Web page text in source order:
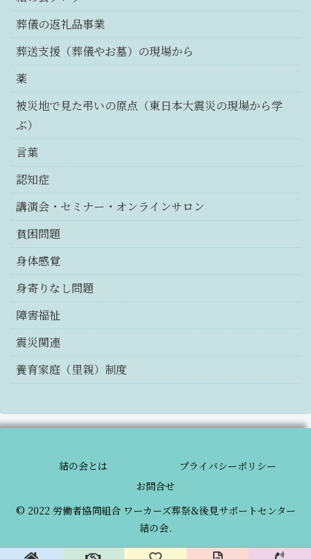
葬儀の返礼品事業
葬送支援（葬儀やお墓）の現場から
薬
被災地で見た弔いの原点（東日本大震災の現場から学
ぶ）
言葉
認知症
講演会・セミナー・オンラインサロン
貧困問題
身体感覚
身寄りなし問題
障害福祉
震災関連
養育家庭（里親）制度
結の会とは
プライバシーポリシー
お問合せ
© 2022 労働者協同組合 ワーカーズ葬祭&後見サポートセンター
結の会.